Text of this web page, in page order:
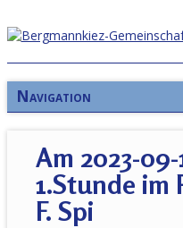
Navigation
Am 2023-
1.Stunde im
F. Spi